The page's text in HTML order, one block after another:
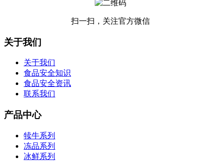
扫一扫，关注官方微信
关于我们
关于我们
食品安全知识
食品安全资讯
联系我们
产品中心
犊牛系列
冻品系列
冰鲜系列